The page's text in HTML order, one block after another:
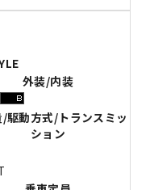
外装/内装
駆動方式/トランスミッ
ション